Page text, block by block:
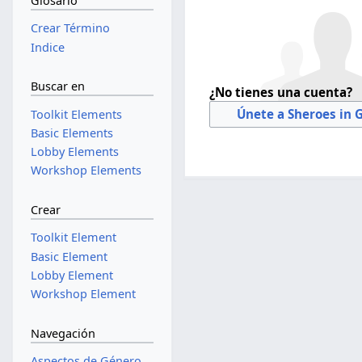
¿No tienes una cuenta?
Únete a Sheroes in
Crear Término
Indice
Buscar en
Toolkit Elements
Basic Elements
Lobby Elements
Workshop Elements
Crear
Toolkit Element
Basic Element
Lobby Element
Workshop Element
Navegación